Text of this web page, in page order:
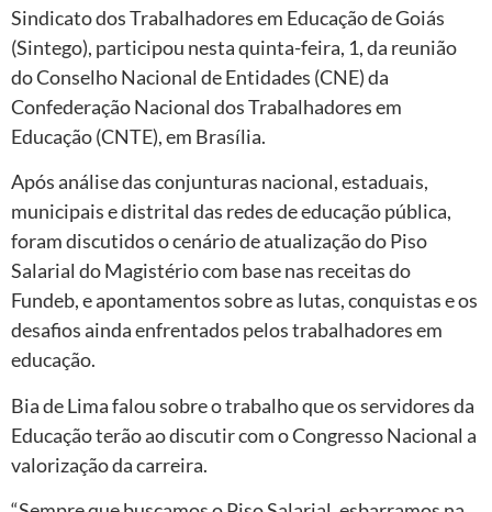
Sindicato dos Trabalhadores em Educação de Goiás
(Sintego), participou nesta quinta-feira, 1, da reunião
do Conselho Nacional de Entidades (CNE) da
Confederação Nacional dos Trabalhadores em
Educação (CNTE), em Brasília.
Após análise das conjunturas nacional, estaduais,
municipais e distrital das redes de educação pública,
foram discutidos o cenário de atualização do Piso
Salarial do Magistério com base nas receitas do
Fundeb, e apontamentos sobre as lutas, conquistas e os
desafios ainda enfrentados pelos trabalhadores em
educação.
Bia de Lima falou sobre o trabalho que os servidores da
Educação terão ao discutir com o Congresso Nacional a
valorização da carreira.